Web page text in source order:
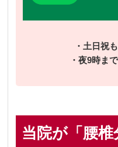
・土日祝
・夜9時ま
当院が「腰